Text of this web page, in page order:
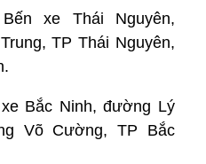
xe Thái Nguyên,
TP Thái Nguyên,
Bắc Ninh, đường Lý
Võ Cường, TP Bắc